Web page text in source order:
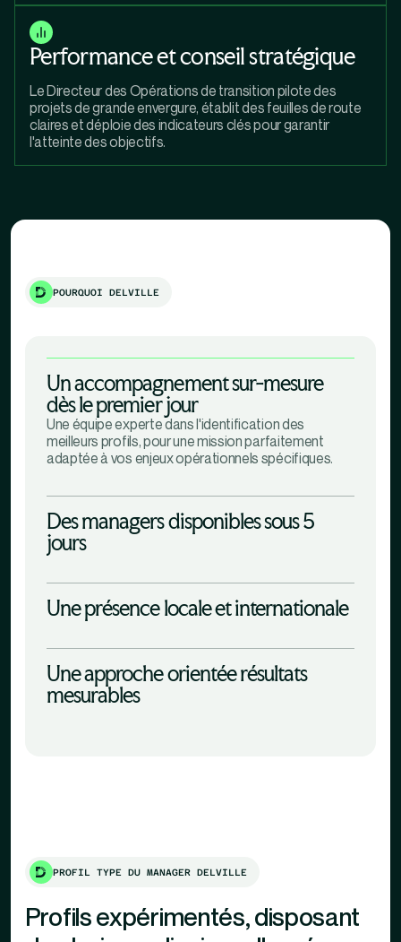
Performance et conseil stratégique
Le Directeur des Opérations de transition pilote des
projets de grande envergure, établit des feuilles de route
claires et déploie des indicateurs clés pour garantir
l'atteinte des objectifs.
POURQUOI DELVILLE
Un accompagnement sur-mesure
dès le premier jour
Une équipe experte dans l'identification des
meilleurs profils, pour une mission parfaitement
adaptée à vos enjeux opérationnels spécifiques.
Des managers disponibles sous 5
jours
Une présence locale et internationale
Une approche orientée résultats
mesurables
PROFIL TYPE DU MANAGER DELVILLE
Profils expérimentés, disposant